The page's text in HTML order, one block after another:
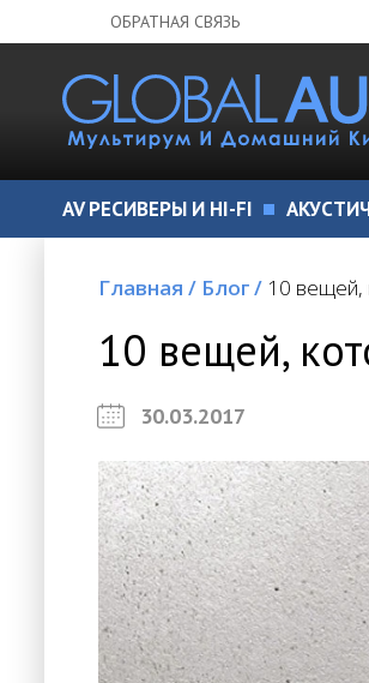
ОБРАТНАЯ СВЯЗЬ
AV РЕСИВЕРЫ И HI-FI
Главная / Блог/ 10 вещей,
10 вещей,
30.03.2017